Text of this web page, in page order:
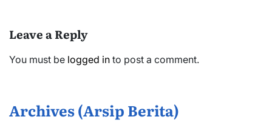
Leave a Reply
You must be logged in to post a comment.
Archives (Arsip Berita)